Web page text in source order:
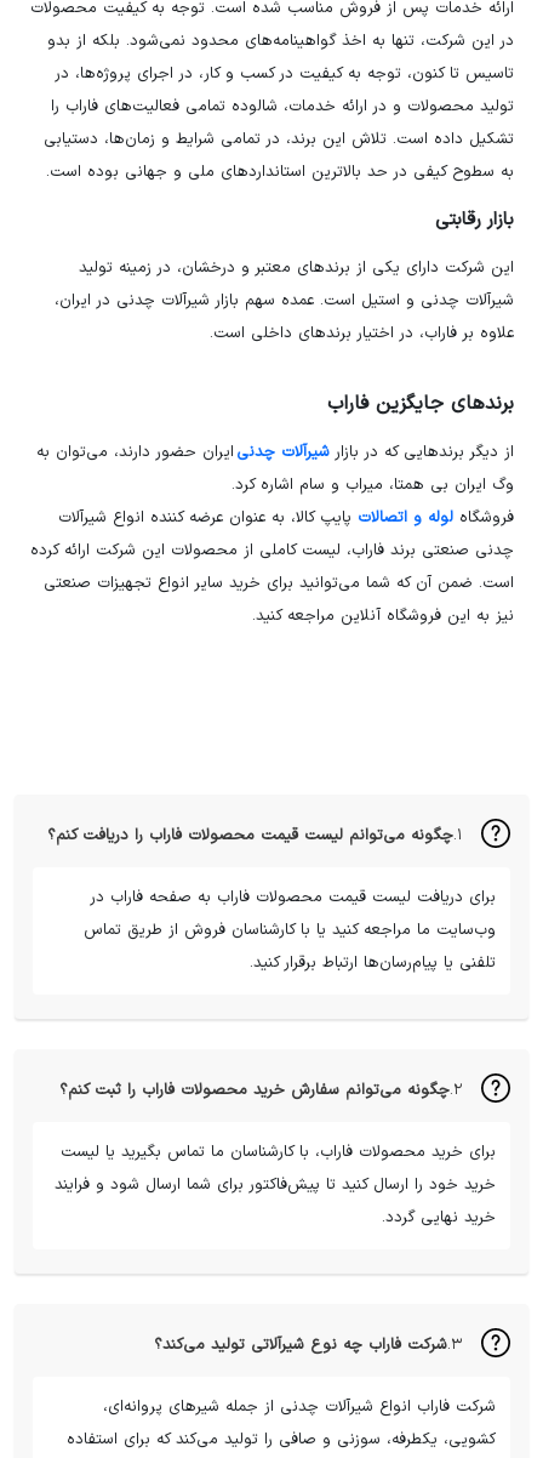
ارائه خدمات پس از فروش مناسب شده است. توجه به کیفیت محصولات
در این شرکت، تنها به اخذ گواهینامه‌های محدود نمی‌شود. بلکه از بدو
تاسیس تا کنون، توجه به کیفیت در کسب و کار، در اجرای پروژه‌ها، در
تولید محصولات و در ارائه خدمات، شالوده تمامی فعالیت‌های فاراب را
تشکیل داده است. تلاش این برند، در تمامی شرایط و زمان‌ها، دستیابی
به سطوح کیفی در حد بالاترین استانداردهای ملی و جهانی بوده است.
بازار رقابتی
این شرکت دارای یکی از برندهای معتبر و درخشان، در زمینه تولید
شیرآلات چدنی و استیل است. عمده سهم بازار شیرآلات چدنی در ایران،
علاوه بر فاراب، در اختیار برندهای داخلی است.
برندهای جایگزین فاراب
از دیگر برندهایی که در بازار شیرآلات چدنی ایران حضور دارند، می‌توان به
وگ ایران بی همتا، میراب و سام اشاره کرد.
فروشگاه لوله و اتصالات پایپ کالا، به عنوان عرضه کننده انواع شیرآلات
چدنی صنعتی برند فاراب، لیست کاملی از محصولات این شرکت ارائه کرده
است. ضمن آن که شما می‌توانید برای خرید سایر انواع تجهیزات صنعتی
نیز به این فروشگاه آنلاین مراجعه کنید.
چگونه می‌توانم لیست قیمت محصولات فاراب را دریافت کنم؟
برای دریافت لیست قیمت محصولات فاراب به صفحه فاراب در
وب‌سایت ما مراجعه کنید یا با کارشناسان فروش از طریق تماس
تلفنی یا پیام‌رسان‌ها ارتباط برقرار کنید.
چگونه می‌توانم سفارش خرید محصولات فاراب را ثبت کنم؟
برای خرید محصولات فاراب، با کارشناسان ما تماس بگیرید یا لیست
خرید خود را ارسال کنید تا پیش‌فاکتور برای شما ارسال شود و فرایند
خرید نهایی گردد.
شرکت فاراب چه نوع شیرآلاتی تولید می‌کند؟
شرکت فاراب انواع شیرآلات چدنی از جمله شیرهای پروانه‌ای،
کشویی، یکطرفه، سوزنی و صافی را تولید می‌کند که برای استفاده